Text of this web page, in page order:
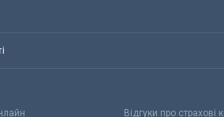
Відгуки про страхові